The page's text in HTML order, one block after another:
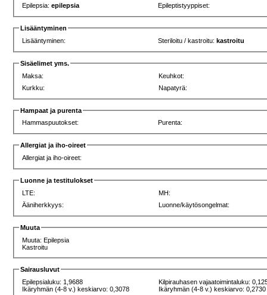
Epilepsia:epilepsia Epileptistyyppiset:
Lisääntyminen
Lisääntyminen:
Steriloitu / kastroitu:kastroitu
Sisäelimet yms.
Maksa:
Keuhkot:
Kurkku:
Napatyrä:
Hampaat ja purenta
Hammaspuutokset:
Purenta:
Allergiat ja iho-oireet
Allergiat ja iho-oireet:
Luonne ja testitulokset
LTE:
MH:
Ääniherkkyys:
Luonne/käytösongelmat:
Muuta
Muuta: Epilepsia
Kastroitu
Sairausluvut
Epilepsialuku: 1,9688
Ikäryhmän (4-8 v.) keskiarvo: 0,3078
Kilpirauhasen vajaatoimintaluku:
Ikäryhmän (4-8 v.) keskiarvo: 0,2730